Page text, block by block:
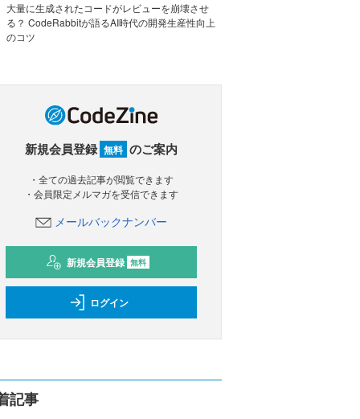
大量に生成されたコードがレビューを崩壊させ
る？ CodeRabbitが語るAI時代の開発生産性向上
のコツ
新規会員登録 無料 のご案内
・全ての過去記事が閲覧できます
・会員限定メルマガを受信できます
メールバックナンバー
新規会員登録 無料
ログイン
記事